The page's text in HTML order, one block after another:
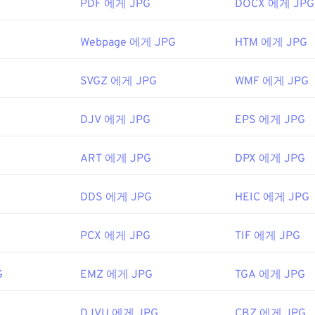
creativecloud/file-types/image/raster/tiff-file.html
extensions.org/tiff-파일-확장
와 같은 Mac OS 애플리케이션에서 자동으로 열립니다. JPEG
Experts Group
9월 18일
용하여 이미지에서 색상을 선택하세요
PDF 에게 JPG DOCX 에게 JPG
Webpage 에게 JPG HTM 에게 JPG
SVGZ 에게 JPG WMF 에게 JPG
DJV 에게 JPG EPS 에게 JPG
ART 에게 JPG DPX 에게 JPG
DDS 에게 JPG HEIC 에게 JPG
PCX 에게 JPG TIF 에게 JPG
EMZ 에게 JPG TGA 에게 JPG